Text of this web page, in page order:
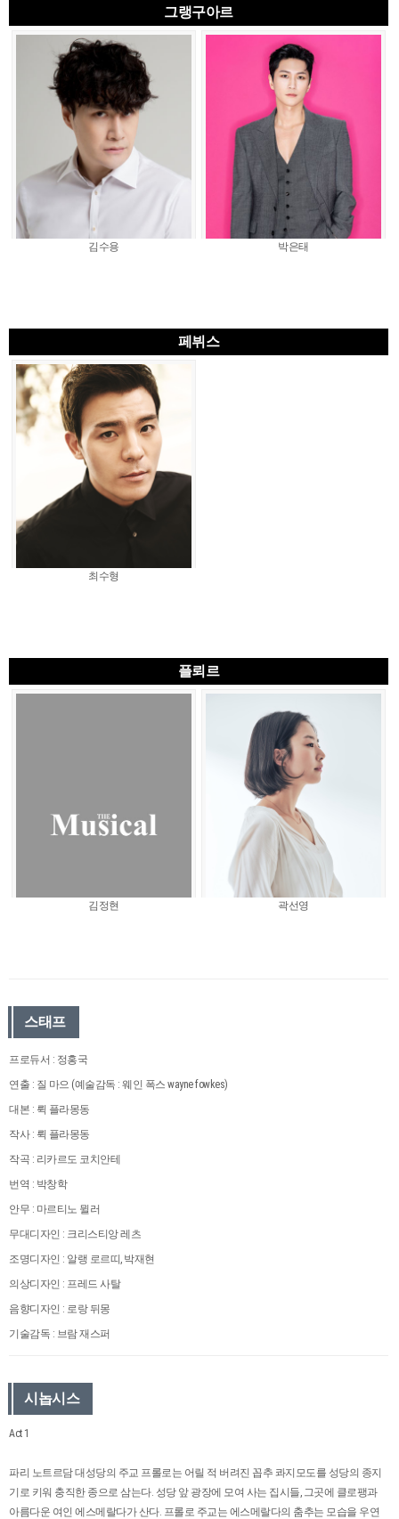
그랭구아르
김수용 박은태
페뷔스
최수형
플뢰르
김정현 곽선영
스태프
프로듀서 : 정홍국
연출 : 질 마으 (예술감독 : 웨인 폭스 wayne fowkes)
대본 : 뤽 플라몽동
작사 : 뤽 플라몽동
작곡 : 리카르도 코치안테
번역 : 박창학
안무 : 마르티노 뮐러
무대디자인 : 크리스티앙 레츠
조명디자인 : 알랭 로르띠, 박재현
의상디자인 : 프레드 사탈
음향디자인 : 로랑 뒤몽
기술감독 : 브람 재스퍼
시놉시스
Act 1
파리 노트르담 대성당의 주교 프롤로는 어릴 적 버려진 꼽추 콰지모도를 성당의 종지
기로 키워 충직한 종으로 삼는다. 성당 앞 광장에 모여 사는 집시들, 그곳에 클로팽과
아름다운 여인 에스메랄다가 산다. 프롤로 주교는 에스메랄다의 춤추는 모습을 우연